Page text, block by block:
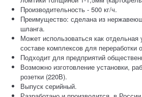
Производительность - 500 кг/ч.
Преимущество: сделана из
шланга.
Может использоваться как отдельная
составе комплексов для переработки
Подходит для предприятий
Возможно изготовление установки,
розетки (220В).
Выпуск серийный.